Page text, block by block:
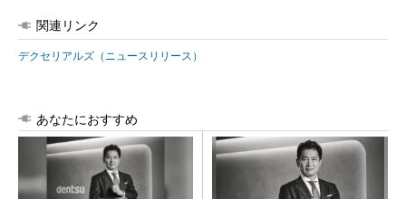
関連リンク
デクセリアルズ（ニュースリリース）
あなたにおすすめ